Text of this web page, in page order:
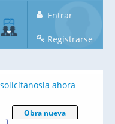
Entrar
Registrarse
solicítanosla ahora
Obra nueva